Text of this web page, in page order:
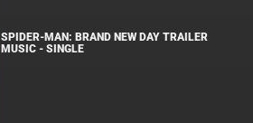
SPIDER-MAN: BRAND NEW DAY TRAILER
MUSIC - SINGLE